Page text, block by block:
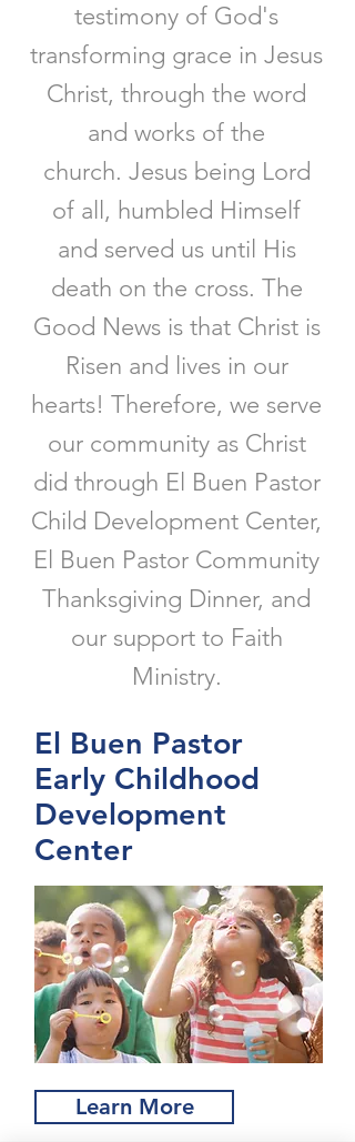
testimony of God's
transforming grace in Jesus
Christ, through the word
and works of the
church. Jesus being Lord
of all, humbled Himself
and served us until His
death on the cross. The
Good News is that Christ is
Risen and lives in our
hearts! Therefore, we serve
our community as Christ
did through El Buen Pastor
Child Development Center,
El Buen Pastor Community
Thanksgiving Dinner, and
our support to Faith
Ministry.
El Buen Pastor
Early Childhood
Development
Center
Learn More